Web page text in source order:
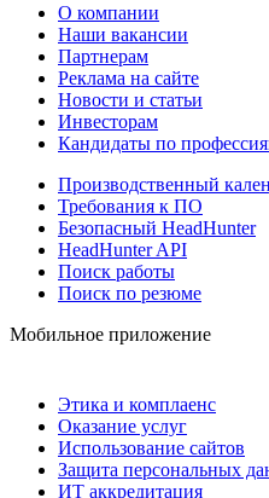
О компании
Наши вакансии
Партнерам
Реклама на сайте
Новости и статьи
Инвесторам
Кандидаты по
Производственный
Требования к ПО
Безопасный HeadHunter
HeadHunter API
Поиск работы
Поиск по резюме
Мобильное приложение
Этика и комплаенс
Оказание услуг
Использование сайтов
Защита персональных
ИТ аккредитация